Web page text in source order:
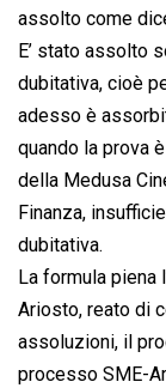
assolto come
E’ stato assolto
dubitativa, cioè
adesso è
quando la prova
della Medusa
Finanza,
dubitativa.
La formula piena
Ariosto, reato di
assoluzioni, il
processo SME-